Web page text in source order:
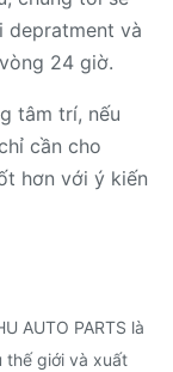
depratment và
24 giờ.
tâm trí, nếu
cần cho
hơn với ý kiến
AUTO PARTS là
thế giới và xuất